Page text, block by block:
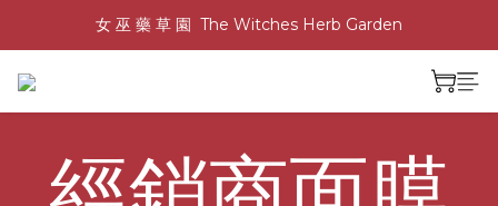
女 巫 藥 草 園  The Witches Herb Garden